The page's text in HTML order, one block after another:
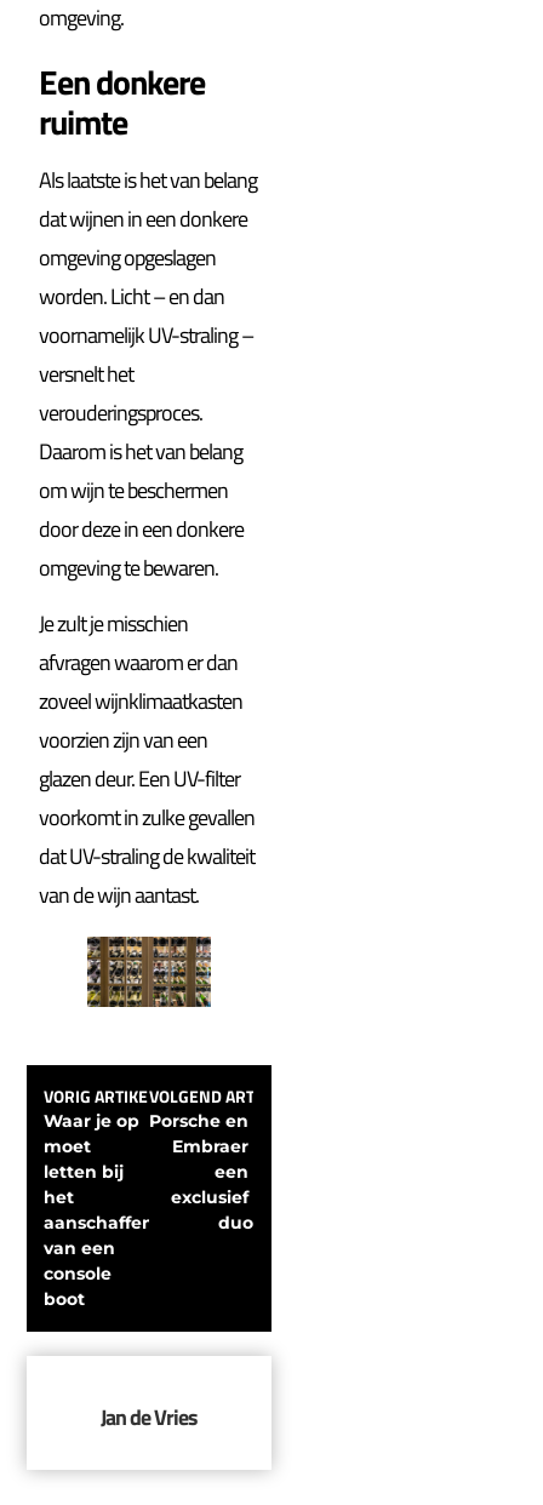
omgeving.
Een donkere
ruimte
Als laatste is het van belang
dat wijnen in een donkere
omgeving opgeslagen
worden. Licht – en dan
voornamelijk UV-straling –
versnelt het
verouderingsproces.
Daarom is het van belang
om wijn te beschermen
door deze in een donkere
omgeving te bewaren.
Je zult je misschien
afvragen waarom er dan
zoveel wijnklimaatkasten
voorzien zijn van een
glazen deur. Een UV-filter
voorkomt in zulke gevallen
dat UV-straling de kwaliteit
van de wijn aantast.
VORIG ARTIKEL
Waar je op
moet
letten bij
het
aanschaffen
van een
console
boot
VOLGEND ARTIKEL
Porsche en
Embraer
een
exclusief
duo
Jan de Vries